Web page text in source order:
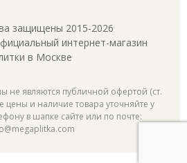
защищены 2015-2026
интернет-магазин
в Москве
не являются публичной офертой (ст.
цены и наличие товара уточняйте у
в шапке сайте или по почте: